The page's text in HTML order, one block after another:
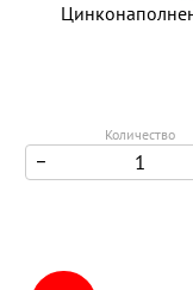
Количество